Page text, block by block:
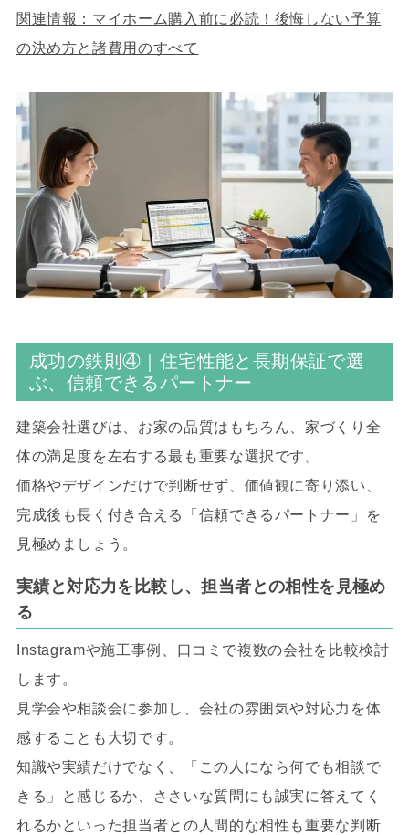
関連情報：マイホーム購入前に必読！後悔しない予算
の決め方と諸費用のすべて
成功の鉄則④｜住宅性能と長期保証で選
ぶ、信頼できるパートナー
建築会社選びは、お家の品質はもちろん、家づくり全
体の満足度を左右する最も重要な選択です。
価格やデザインだけで判断せず、価値観に寄り添い、
完成後も長く付き合える「信頼できるパートナー」を
見極めましょう。
実績と対応力を比較し、担当者との相性を見極め
る
Instagramや施工事例、口コミで複数の会社を比較検討
します。
見学会や相談会に参加し、会社の雰囲気や対応力を体
感することも大切です。
知識や実績だけでなく、「この人になら何でも相談で
きる」と感じるか、ささいな質問にも誠実に答えてく
れるかといった担当者との人間的な相性も重要な判断